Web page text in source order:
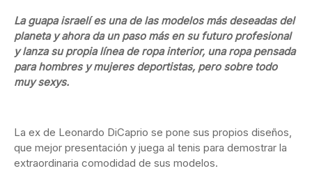
La guapa israelí es una de las modelos más deseadas del
planeta y ahora da un paso más en su futuro profesional
y lanza su propia línea de ropa interior, una ropa pensada
para hombres y mujeres deportistas, pero sobre todo
muy sexys.
La ex de Leonardo DiCaprio se pone sus propios diseños,
que mejor presentación y juega al tenis para demostrar la
extraordinaria comodidad de sus modelos.